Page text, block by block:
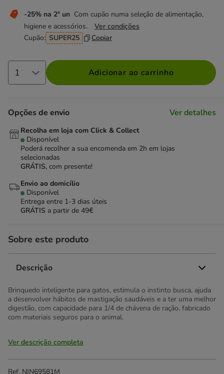
-25% na 2ª un Com cupão numa seleção de alimentação,
higiene e acessórios.
Ver condições
Cupão: SUPER25 Copiar
Adicionar ao carrinho
Opções de envio Ver detalhes
Recolha em loja com Click & Collect
Disponível
Poderá recolher a sua encomenda em 2h em lojas
selecionadas
GRÁTIS, com presente!
Envio ao domicílio
Disponível
Entrega entre 1-3 dias úteis
GRÁTIS a partir de 49€
Sobre este produto
Descrição
Brinquedo inteligente para gatos, estimula o instinto busca, ajuda
a desenvolver hábitos de mastigação saudáveis e a ter uma melhor
digestão, com capacidade para 1/4 de chávena de ração, fabricado
com materiais seguros para o animal.
Ver descrição completa
Ref. NIN69581M